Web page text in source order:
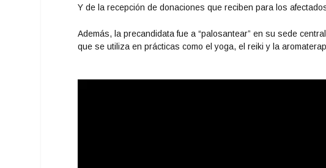
Y de la recepción de donaciones que reciben para los
Además, la precandidata fue a “palosantear” en su sede
que se utiliza enprácticas como el yoga, el reiki y la